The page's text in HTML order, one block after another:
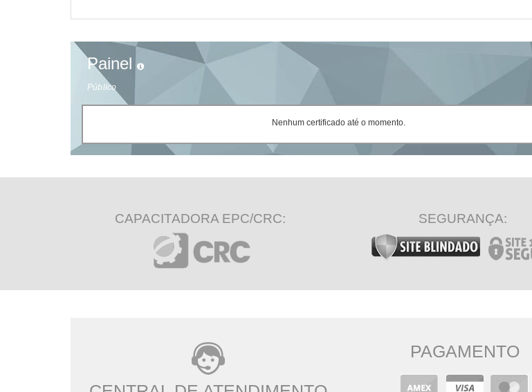
Painel
Público
Nenhum certificado até o momento.
CAPACITADORA EPC/CRC: SEGURANÇA:
PAGAMENTO